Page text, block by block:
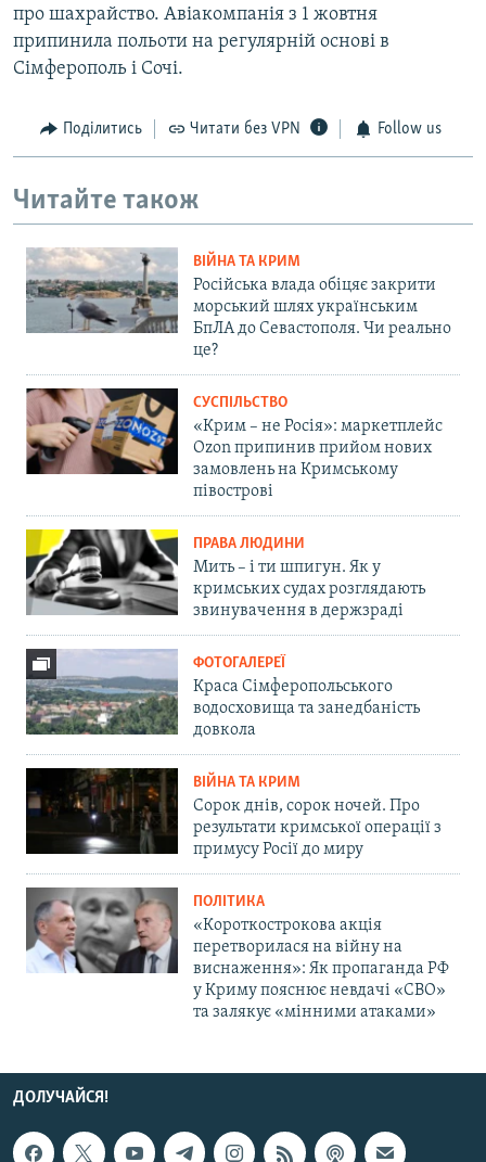
про шахрайство. Авіакомпанія з 1 жовтня
припинила польоти на регулярній основі в
Сімферополь і Сочі.
Поділитись Читати без VPN Follow us
Читайте також
ВІЙНА ТА КРИМ
Російська влада обіцяє закрити
морський шлях українським
БпЛА до Севастополя. Чи реально
це?
СУСПІЛЬСТВО
«Крим – не Росія»: маркетплейс
Ozon припинив прийом нових
замовлень на Кримському
півострові
ПРАВА ЛЮДИНИ
Мить – і ти шпигун. Як у
кримських судах розглядають
звинувачення в держзраді
ФОТОГАЛЕРЕЇ
Краса Сімферопольського
водосховища та занедбаність
довкола
ВІЙНА ТА КРИМ
Сорок днів, сорок ночей. Про
результати кримської операції з
примусу Росії до миру
ПОЛІТИКА
«Короткострокова акція
перетворилася на війну на
виснаження»: Як пропаганда РФ
у Криму пояснює невдачі «СВО»
та залякує «мінними атаками»
ДОЛУЧАЙСЯ!